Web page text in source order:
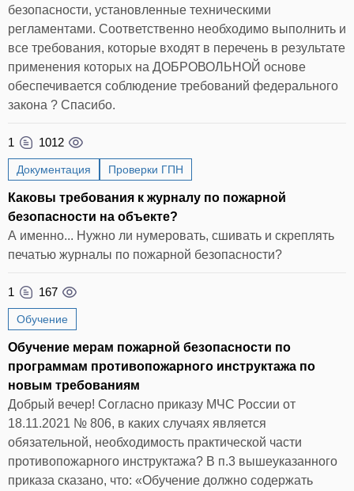
безопасности, установленные техническими
регламентами. Соответственно необходимо выполнить и
все требования, которые входят в перечень в результате
применения которых на ДОБРОВОЛЬНОЙ основе
обеспечивается соблюдение требований федерального
закона ? Спасибо.
1 1012
Документация Проверки ГПН
Каковы требования к журналу по пожарной
безопасности на объекте?
А именно... Нужно ли нумеровать, сшивать и скреплять
печатью журналы по пожарной безопасности?
1 167
Обучение
Обучение мерам пожарной безопасности по
программам противопожарного инструктажа по
новым требованиям
Добрый вечер! Согласно приказу МЧС России от
18.11.2021 № 806, в каких случаях является
обязательной, необходимость практической части
противопожарного инструктажа? В п.3 вышеуказанного
приказа сказано, что: «Обучение должно содержать